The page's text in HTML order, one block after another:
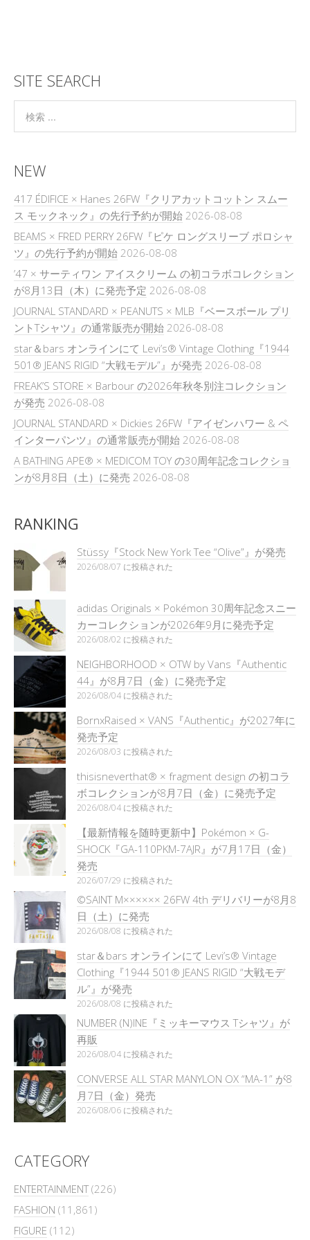
SITE SEARCH
NEW
417 ÉDIFICE × Hanes 26FW『クリアカットコットン スムー
ス モックネック』の先行予約が開始 2026-08-08
BEAMS × FRED PERRY 26FW『ピケ ロングスリーブ ポロシャ
ツ』の先行予約が開始 2026-08-08
’47 × サーティワン アイスクリーム の初コラボコレクション
が8月13日（木）に発売予定 2026-08-08
JOURNAL STANDARD × PEANUTS × MLB『ベースボール プリ
ントTシャツ』の通常販売が開始 2026-08-08
star＆bars オンラインにて Levi’s® Vintage Clothing『1944
501® JEANS RIGID “大戦モデル”』が発売 2026-08-08
FREAK’S STORE × Barbour の2026年秋冬別注コレクション
が発売 2026-08-08
JOURNAL STANDARD × Dickies 26FW『アイゼンハワー & ペ
インターパンツ』の通常販売が開始 2026-08-08
A BATHING APE® × MEDICOM TOY の30周年記念コレクショ
ンが8月8日（土）に発売 2026-08-08
RANKING
Stüssy『Stock New York Tee “Olive”』が発売
2026/08/07 に投稿された
adidas Originals × Pokémon 30周年記念スニー
カーコレクションが2026年9月に発売予定
2026/08/02 に投稿された
NEIGHBORHOOD × OTW by Vans『Authentic
44』が8月7日（金）に発売予定
2026/08/04 に投稿された
BornxRaised × VANS『Authentic』が2027年に
発売予定
2026/08/03 に投稿された
thisisneverthat® × fragment design の初コラ
ボコレクションが8月7日（金）に発売予定
2026/08/04 に投稿された
【最新情報を随時更新中】Pokémon × G-
SHOCK『GA-110PKM-7AJR』が7月17日（金）
発売
2026/07/29 に投稿された
©SAINT M×××××× 26FW 4th デリバリーが8月8
日（土）に発売
2026/08/08 に投稿された
star＆bars オンラインにて Levi’s® Vintage
Clothing『1944 501® JEANS RIGID “大戦モデ
ル”』が発売
2026/08/08 に投稿された
NUMBER (N)INE『ミッキーマウス Tシャツ』が
再販
2026/08/04 に投稿された
CONVERSE ALL STAR MANYLON OX “MA-1” が8
月7日（金）発売
2026/08/06 に投稿された
CATEGORY
ENTERTAINMENT(226)
FASHION (11,861)
FIGURE (112)